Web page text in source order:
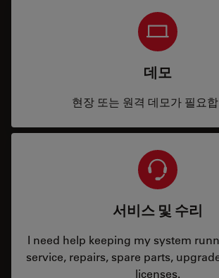
데모
현장 또는 원격 데모가 필요
서비스 및 수리
I need help keeping my system
service, repairs, spare parts,
licenses.